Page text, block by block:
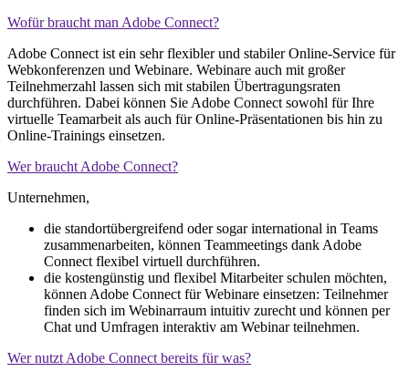
Wofür braucht man Adobe Connect?
Adobe Connect ist ein sehr flexibler und stabiler Online-Service für
Webkonferenzen und Webinare. Webinare auch mit großer
Teilnehmerzahl lassen sich mit stabilen Übertragungsraten
durchführen. Dabei können Sie Adobe Connect sowohl für Ihre
virtuelle Teamarbeit als auch für Online-Präsentationen bis hin zu
Online-Trainings einsetzen.
Wer braucht Adobe Connect?
Unternehmen,
die standortübergreifend oder sogar international in Teams
zusammenarbeiten, können Teammeetings dank Adobe
Connect flexibel virtuell durchführen.
die kostengünstig und flexibel Mitarbeiter schulen möchten,
können Adobe Connect für Webinare einsetzen: Teilnehmer
finden sich im Webinarraum intuitiv zurecht und können per
Chat und Umfragen interaktiv am Webinar teilnehmen.
Wer nutzt Adobe Connect bereits für was?